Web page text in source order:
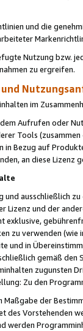
und die
Nutzung bzw.
zu ergreifen.
und
im
Aufrufen oder
Tools (zusammen
in Bezug auf
an diese Lizenz
ausschließlich
Lizenz und der
zu verwenden
und in
gemäß
zugunsten
Zu den
Maßgabe der
des Vorstehenden
werden